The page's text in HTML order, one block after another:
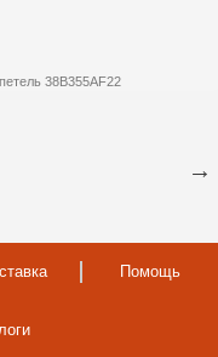
38B355AF22
Помощь